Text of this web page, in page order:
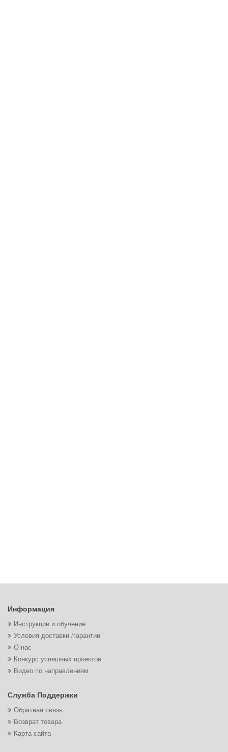
Информация
Инструкции и обучение
Условия доставки /гарантии
О нас
Конкурс успешных проектов
Видео по направлениям
Служба Поддержки
Обратная связь
Возврат товара
Карта сайта